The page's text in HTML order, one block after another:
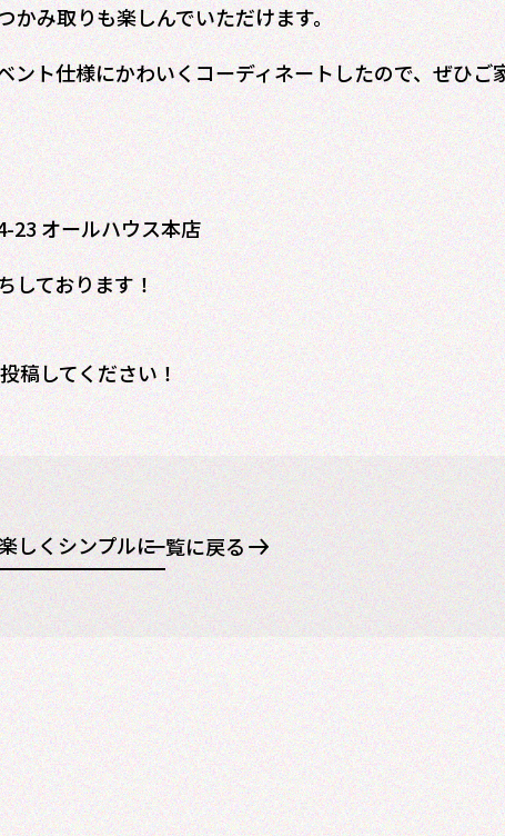
かみ取りも楽しんでいただけます。
ント仕様にかわいくコーディネートしたので、ぜひご
23 オールハウス本店
しております！
稿してください！
しくシンプルに一覧に戻る